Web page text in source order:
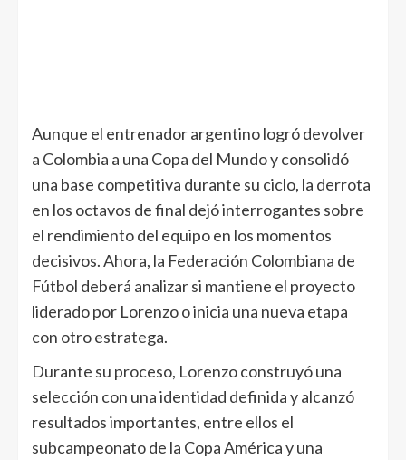
Aunque el entrenador argentino logró devolver
a Colombia a una Copa del Mundo y consolidó
una base competitiva durante su ciclo, la derrota
en los octavos de final dejó interrogantes sobre
el rendimiento del equipo en los momentos
decisivos. Ahora, la Federación Colombiana de
Fútbol deberá analizar si mantiene el proyecto
liderado por Lorenzo o inicia una nueva etapa
con otro estratega.
Durante su proceso, Lorenzo construyó una
selección con una identidad definida y alcanzó
resultados importantes, entre ellos el
subcampeonato de la Copa América y una